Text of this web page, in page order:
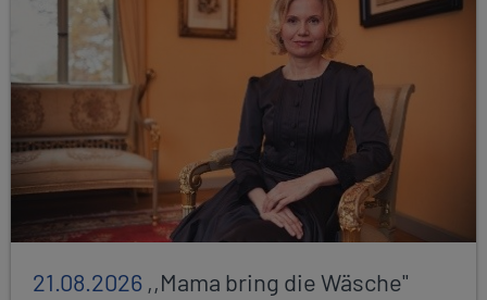
21.08.2026 ,,Mama bring die Wäsche"